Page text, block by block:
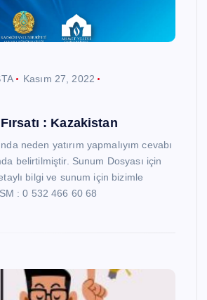
Kasım 27, 2022
: Kazakistan
neden yatırım yapmalıyım cevabı
belirtilmiştir. Sunum Dosyası için
bilgi ve sunum için bizimle
: 0 532 466 60 68